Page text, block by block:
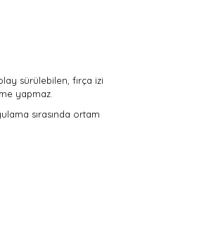
sürülebilen, fırça izi
yapmaz.
sırasında ortam